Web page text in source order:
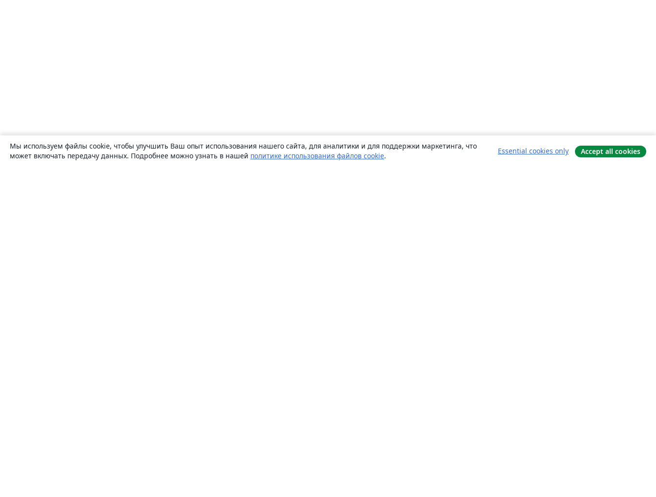
Мы используем файлы cookie, чтобы улучшить Ваш опыт использования нашего сайта, для аналитики и для поддержки маркетинга, что
может включать передачу данных. Подробнее можно узнать в нашей политике использования файлов cookie.
Essential cookies only Accept all cookies